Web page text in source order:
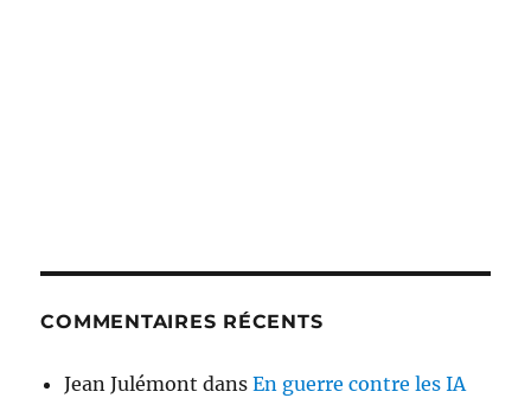
COMMENTAIRES RÉCENTS
Jean Julémont dansEn guerre contre les IA